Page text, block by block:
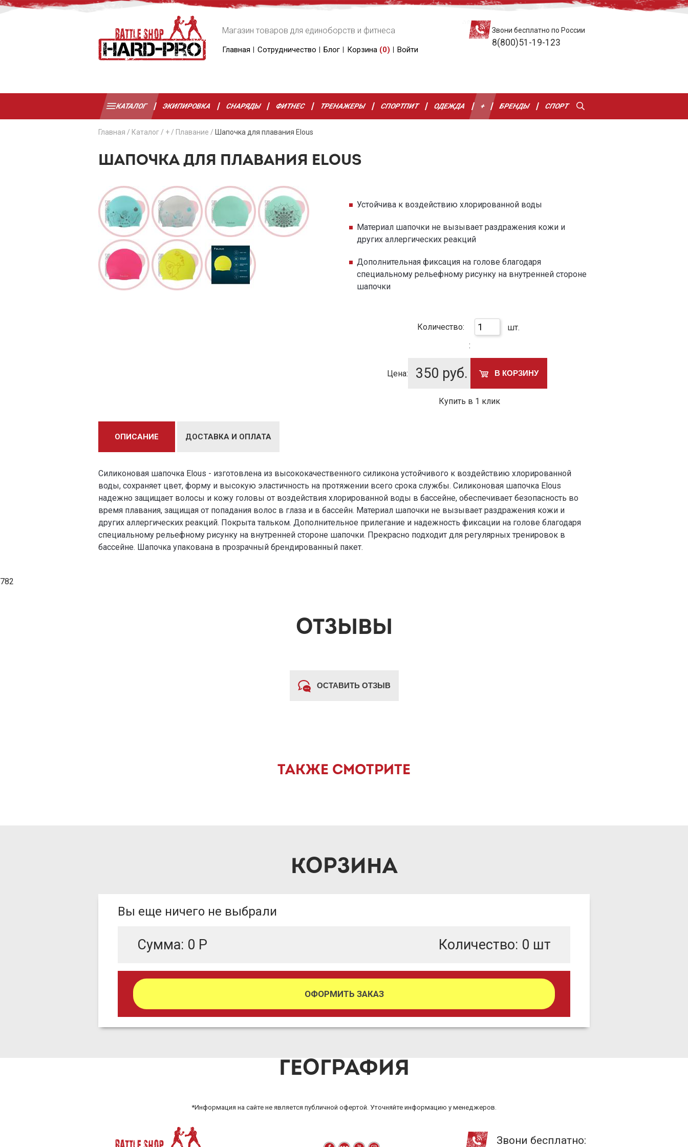
Магазин товаров для единоборств и фитнеса
Главная Сотрудничество Блог Корзина (0) Войти
Звони бесплатно по России
8(800)51-19-123
КАТАЛОГ ЭКИПИРОВКА СНАРЯДЫ ФИТНЕС ТРЕНАЖЕРЫ СПОРТПИТ ОДЕЖДА + БРЕНДЫ СПОРТ
Главная / Каталог / + / Плавание / Шапочка для плавания Elous
ШАПОЧКА ДЛЯ ПЛАВАНИЯ ELOUS
Устойчива к воздействию хлорированной воды
Материал шапочки не вызывает раздражения кожи и
других аллергических реакций
Дополнительная фиксация на голове благодаря
специальному рельефному рисунку на внутренней стороне
шапочки
Количество:
шт.
:
Цена: 350 руб. В КОРЗИНУ
Купить в 1 клик
ОПИСАНИЕ ДОСТАВКА И ОПЛАТА
Силиконовая шапочка Elous - изготовлена из высококачественного силикона устойчивого к воздействию хлорированной
воды, сохраняет цвет, форму и высокую эластичность на протяжении всего срока службы. Силиконовая шапочка Elous
надежно защищает волосы и кожу головы от воздействия хлорированной воды в бассейне, обеспечивает безопасность во
время плавания, защищая от попадания волос в глаза и в бассейн. Материал шапочки не вызывает раздражения кожи и
других аллергических реакций. Покрыта тальком. Дополнительное прилегание и надежность фиксации на голове благодаря
специальному рельефному рисунку на внутренней стороне шапочки. Прекрасно подходит для регулярных тренировок в
бассейне. Шапочка упакована в прозрачный брендированный пакет.
782
ОТЗЫВЫ
ОСТАВИТЬ ОТЗЫВ
ТАКЖЕ СМОТРИТЕ
КОРЗИНА
Вы еще ничего не выбрали
Сумма: 0 Р Количество: 0 шт
ОФОРМИТЬ ЗАКАЗ
ГЕОГРАФИЯ
*Информация на сайте не является публичной офертой. Уточняйте информацию у менеджеров.
Звони бесплатно: